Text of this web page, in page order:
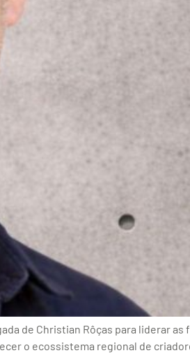
de Christian Rôças para liderar as
o ecossistema regional de